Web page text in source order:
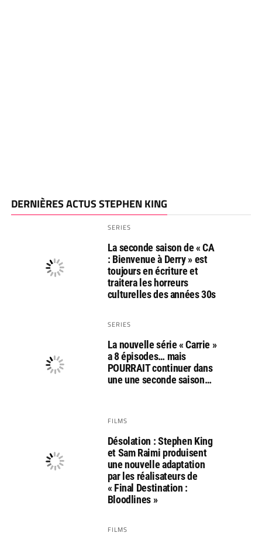
DERNIÈRES ACTUS STEPHEN KING
SERIES
La seconde saison de « CA
: Bienvenue à Derry » est
toujours en écriture et
traitera les horreurs
culturelles des années 30s
SERIES
La nouvelle série « Carrie »
a 8 épisodes… mais
POURRAIT continuer dans
une une seconde saison…
FILMS
Désolation : Stephen King
et Sam Raimi produisent
une nouvelle adaptation
par les réalisateurs de
« Final Destination :
Bloodlines »
FILMS